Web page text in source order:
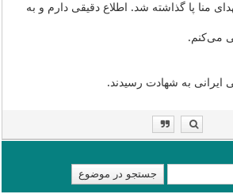
منا پا گذاشته شد. اطلاع دقیقی دارم و به
می‌کنم.